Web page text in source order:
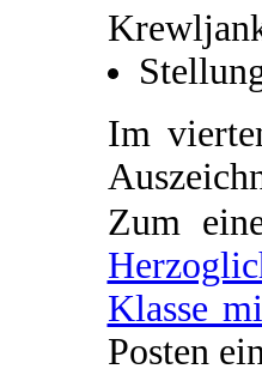
Im
Zum
Klasse
Posten